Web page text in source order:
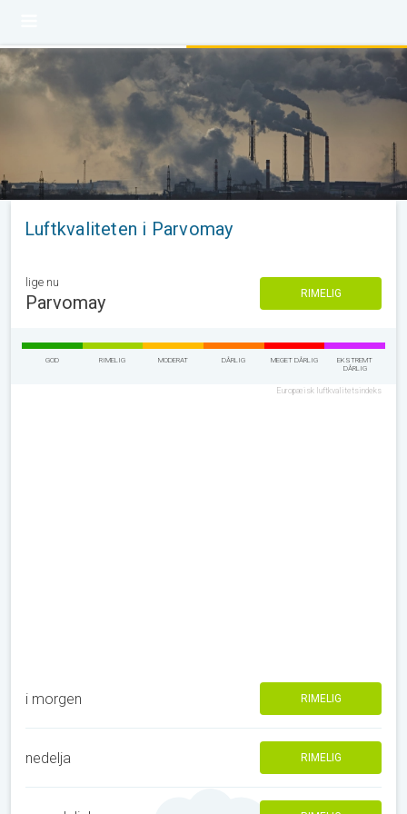
Luftkvaliteten i Parvomay
lige nu
Parvomay RIMELIG
GOD RIMELIG MODERAT DÅRLIG MEGET DÅRLIG
EKSTREMT
DÅRLIG
Europæisk luftkvalitetsindeks
i morgen RIMELIG
nedelja RIMELIG